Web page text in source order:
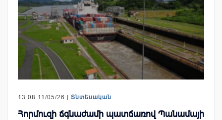
13:08 11/05/26 | Տնտեսական
Հորմուզի ճգնաժամի պատճառով Պանամայի